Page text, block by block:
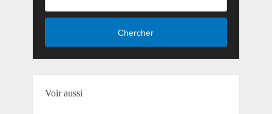
Chercher
Voir aussi